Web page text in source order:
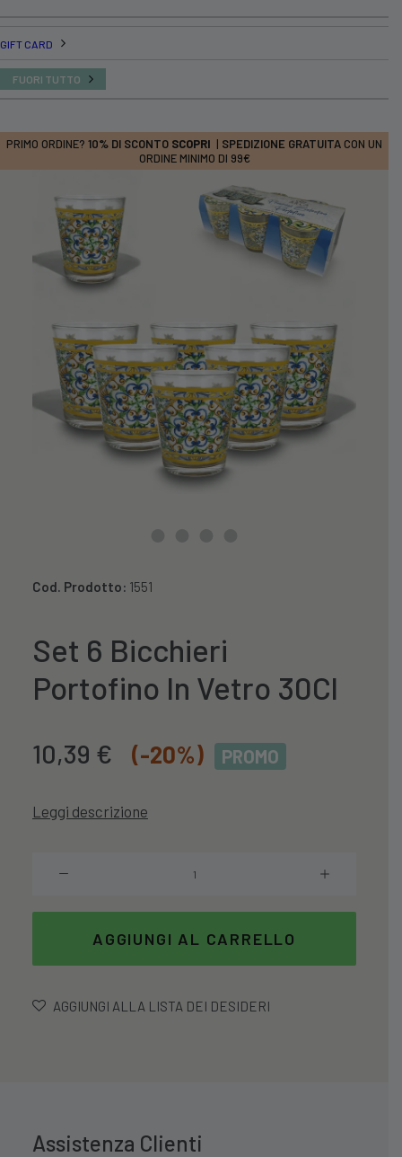
GIFT CARD
FUORI TUTTO
PRIMO ORDINE? 10% DI SCONTO SCOPRI | SPEDIZIONE GRATUITA CON UN
ORDINE MINIMO DI 99€
Cod. Prodotto: 1551
Set 6 Bicchieri
Portofino In Vetro 30Cl
Il
originale
era:
10,39 €
attuale
è:
(-20%) PROMO
Leggi descrizione
Bicchieri
Portofino
30Cl
AGGIUNGI AL CARRELLO
AGGIUNGI ALLA LISTA DEI DESIDERI
Assistenza Clienti